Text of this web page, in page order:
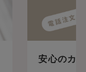
安心のカ